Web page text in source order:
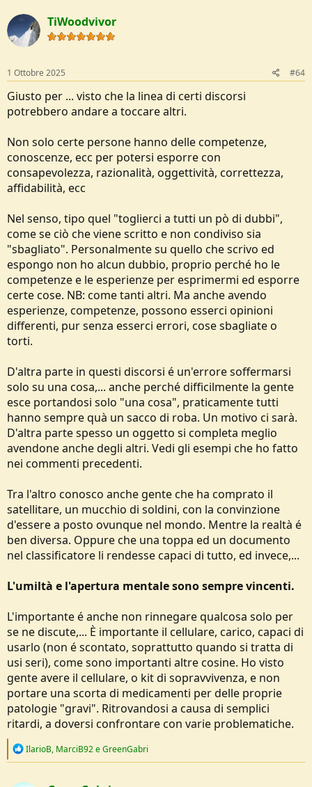
e potrei continuare fino al punto 25 o più...
fregnacce e per andare in giro nella wilderness ti basta uno
smartphone e punto, ha bisogno di rinfrescarsi le idee.
ciao.
c
t
i
o
s
:
TiWoodvivor
1 Ottobre 2025 #64
Giusto per ... visto che la linea di certi discorsi
potrebbero andare a toccare altri.
Non solo certe persone hanno delle competenze,
conoscenze, ecc per potersi esporre con
consapevolezza, razionalità, oggettività, correttezza,
affidabilità, ecc
Nel senso, tipo quel "toglierci a tutti un pò di dubbi",
come se ciò che viene scritto e non condiviso sia
"sbagliato". Personalmente su quello che scrivo ed
espongo non ho alcun dubbio, proprio perché ho le
competenze e le esperienze per esprimermi ed esporre
certe cose. NB: come tanti altri. Ma anche avendo
esperienze, competenze, possono esserci opinioni
differenti, pur senza esserci errori, cose sbagliate o
torti.
D'altra parte in questi discorsi é un'errore soffermarsi
solo su una cosa,... anche perché difficilmente la gente
esce portandosi solo "una cosa", praticamente tutti
hanno sempre quà un sacco di roba. Un motivo ci sarà.
D'altra parte spesso un oggetto si completa meglio
avendone anche degli altri. Vedi gli esempi che ho fatto
nei commenti precedenti.
Tra l'altro conosco anche gente che ha comprato il
satellitare, un mucchio di soldini, con la convinzione
d'essere a posto ovunque nel mondo. Mentre la realtà é
ben diversa. Oppure che una toppa ed un documento
nel classificatore li rendesse capaci di tutto, ed invece,...
L'umiltà e l'apertura mentale sono sempre vincenti.
L'importante é anche non rinnegare qualcosa solo per
se ne discute,... È importante il cellulare, carico, capaci di
usarlo (non é scontato, soprattutto quando si tratta di
usi seri), come sono importanti altre cosine. Ho visto
gente avere il cellulare, o kit di sopravvivenza, e non
portare una scorta di medicamenti per delle proprie
patologie "gravi". Ritrovandosi a causa di semplici
ritardi, a doversi confrontare con varie problematiche.
R
c
IlarioB, MarciB92eGreenGabri